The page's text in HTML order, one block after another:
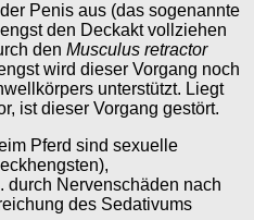
Penis aus (das sogenannte
den Deckakt vollziehen
den Musculus retractor
wird dieser Vorgang noch
unterstützt. Liegt
ist dieser Vorgang gestört.
Pferd sind sexuelle
durch Nervenschäden nach
des Sedativums